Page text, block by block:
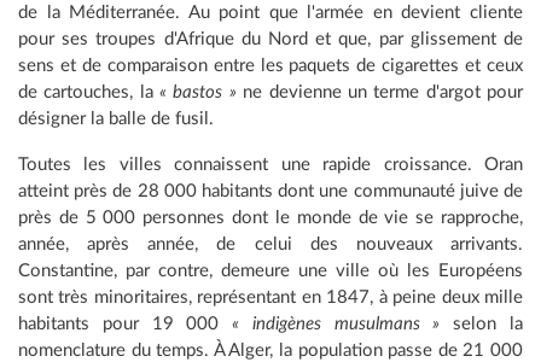
de la Méditerranée. Au point que l'armée en devient cliente
pour ses troupes d'Afrique du Nord et que, par glissement de
sens et de comparaison entre les paquets de cigarettes et ceux
de cartouches, la« bastos » ne devienne un terme d'argot pour
désigner la balle de fusil.
Toutes les villes connaissent une rapide croissance. Oran
atteint près de 28 000 habitants dont une communauté juive de
près de 5 000 personnes dont le monde de vie se rapproche,
année, après année, de celui des nouveaux arrivants.
Constantine, par contre, demeure une ville où les Européens
sont très minoritaires, représentant en 1847, à peine deux mille
habitants pour 19 000« indigènes musulmans » selon la
nomenclature du temps. À Alger, la population passe de 21 000